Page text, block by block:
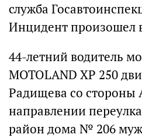
служба
Инцидент произошел
44‑летний водитель
MOTOLAND ХР 250
Радищева со стороны
направлении
район дома № 206